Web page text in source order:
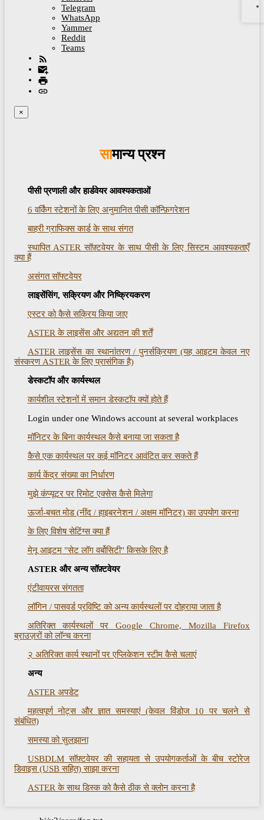
Telegram
WhatsApp
Yammer
Reddit
Teams
×
सामान्य प्रश्न
पीसी प्रणाली और हार्डवेयर आवश्यकताओं
6 वर्किंग स्टेशनों के लिए अनुमानित पीसी कॉन्फ़िगरेशन
बाहरी ग्राफिक्स कार्ड के साथ संगत
स्थापित ASTER सॉफ़्टवेयर के साथ पीसी के लिए सिस्टम आवश्यकताएँ
क्या हैं
असंगत सॉफ्टवेयर
लाइसेंसिंग, सक्रियण और निष्क्रियकरण
एस्टर को कैसे सक्रिय किया जाए
ASTER के लाइसेंस और अद्यतन की शर्तें
ASTER लाइसेंस का स्थानांतरण / पुनर्सक्रियण (यह आइटम केवल नए
संस्करण ASTER के लिए प्रासंगिक है)
डेस्कटॉप और कार्यस्थल
कार्यशील स्टेशनों में समान डेस्कटॉप क्यों होते हैं
Login under one Windows account at several workplaces
मॉनिटर के बिना कार्यस्थल कैसे बनाया जा सकता है
कैसे एक कार्यस्थल पर कई मॉनिटर आवंटित कर सकते हैं
कार्य केंद्र संख्या का निर्धारण
मुझे कंप्यूटर पर रिमोट एक्सेस कैसे मिलेगा
ऊर्जा-बचत मोड (नींद / हाइबरनेशन / अक्षम मॉनिटर) का उपयोग करना
के लिए विशेष सेटिंग्स क्या हैं
मेनू आइटम "सेट लॉग वर्बोसिटी" किसके लिए है
ASTER और अन्य सॉफ़्टवेयर
एंटीवायरस संगतता
लॉगिन / पासवर्ड प्रविष्टि को अन्य कार्यस्थलों पर दोहराया जाता है
अतिरिक्त कार्यस्थलों पर Google Chrome, Mozilla Firefox
ब्राउज़रों को लॉन्च करना
२ अतिरिक्त कार्य स्थानों पर एप्लिकेशन स्टीम कैसे चलाएं
अन्य
ASTER अपडेट
महत्वपूर्ण नोट्स और ज्ञात समस्याएं (केवल विंडोज 10 पर चलने से
संबंधित)
समस्या को सुलझाना
USBDLM सॉफ़्टवेयर की सहायता से उपयोगकर्ताओं के बीच स्टोरेज
डिवाइस (USB सहित) साझा करना
ASTER के साथ डिस्क को कैसे ठीक से क्लोन करना है